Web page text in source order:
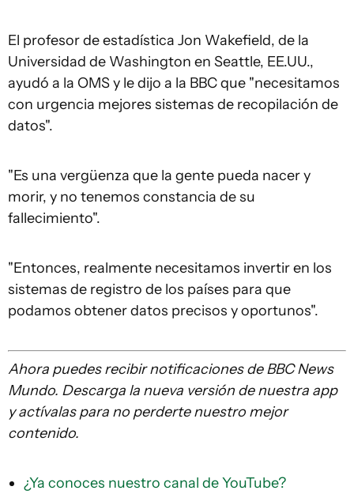
El profesor de estadística Jon Wakefield, de la
Universidad de Washington en Seattle, EE.UU.,
ayudó a la OMS y le dijo a la BBC que "necesitamos
con urgencia mejores sistemas de recopilación de
datos".
"Es una vergüenza que la gente pueda nacer y
morir, y no tenemos constancia de su
fallecimiento".
"Entonces, realmente necesitamos invertir en los
sistemas de registro de los países para que
podamos obtener datos precisos y oportunos".
Ahora puedes recibir notificaciones de BBC News
Mundo. Descarga la nueva versión de nuestra app
y actívalas para no perderte nuestro mejor
contenido.
¿Ya conoces nuestro canal de YouTube?